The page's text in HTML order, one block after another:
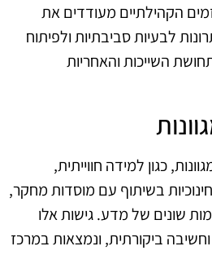
הקהילתיים מעודדים את
לבעיות סביבתיות ולפיתוח
השייכות והאחריות
כגון למידה חווייתית,
בשיתוף עם מוסדות מחקר,
שונים של מדע. גישות אלו
ביקורתית, ונמצאות במרכז